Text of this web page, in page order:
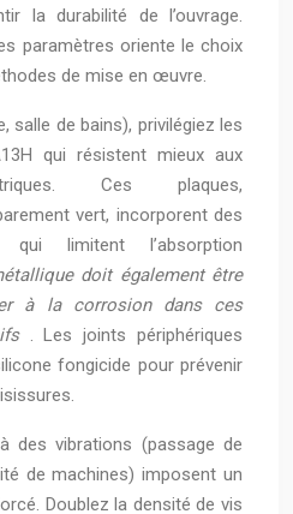
la durabilité de l’ouvrage.
paramètres oriente le choix
de mise en œuvre.
salle de bains), privilégiez les
qui résistent mieux aux
Ces plaques,
vert, incorporent des
qui limitent l’absorption
doit également être
à la corrosion dans ces
. Les joints périphériques
fongicide pour prévenir
des vibrations (passage de
de machines) imposent un
Doublez la densité de vis